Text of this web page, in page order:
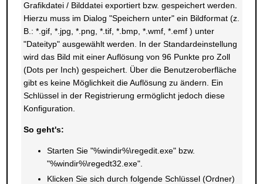
Grafikdatei / Bilddatei exportiert bzw. gespeichert werden.
Hierzu muss im Dialog "Speichern unter" ein Bildformat (z.
B.: *.gif, *.jpg, *.png, *.tif, *.bmp, *.wmf, *.emf ) unter
"Dateityp" ausgewählt werden. In der Standardeinstellung
wird das Bild mit einer Auflösung von 96 Punkte pro Zoll
(Dots per Inch) gespeichert. Über die Benutzeroberfläche
gibt es keine Möglichkeit die Auflösung zu ändern. Ein
Schlüssel in der Registrierung ermöglicht jedoch diese
Konfiguration.
So geht's:
Starten Sie "%windir%\regedit.exe" bzw.
"%windir%\regedt32.exe".
Klicken Sie sich durch folgende Schlüssel (Ordner)